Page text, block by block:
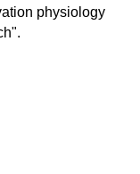
physiology